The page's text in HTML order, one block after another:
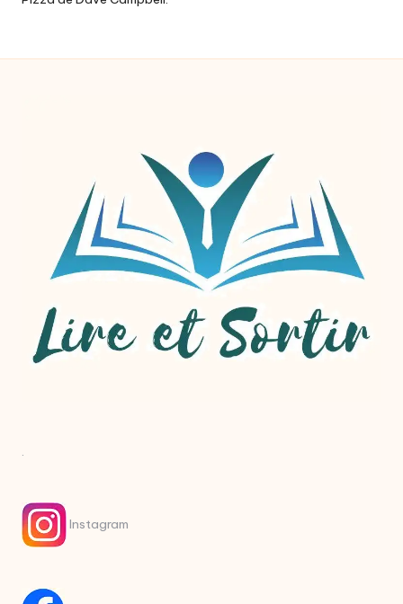
.
Instagram